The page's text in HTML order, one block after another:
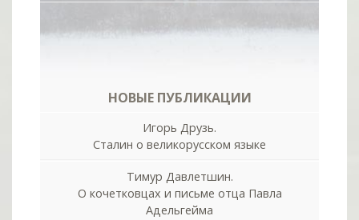
НОВЫЕ ПУБЛИКАЦИИ
Игорь Друзь.
Сталин о великорусском языке
Тимур Давлетшин.
О кочетковцах и письме отца Павла
Адельгейма